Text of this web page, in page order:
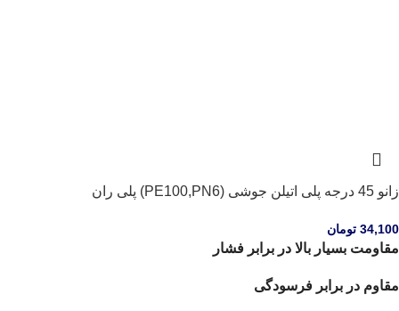
زانو 45 درجه پلی اتیلن جوشی (PE100,PN6) پلی ران
34,100 تومان
مقاومت بسیار بالا در برابر فشار
مقاوم در برابر فرسودگی